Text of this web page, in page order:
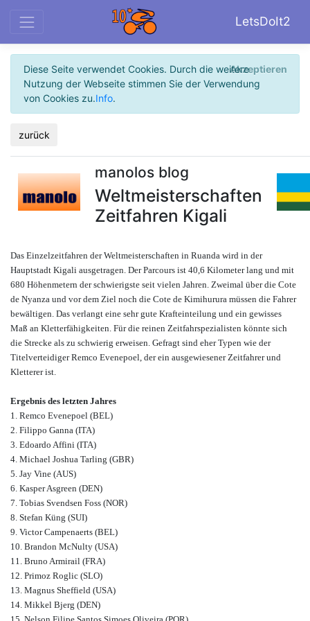
LetsDoIt2
Diese Seite verwendet Cookies. Durch die weitere
Nutzung der Webseite stimmen Sie der Verwendung
von Cookies zu.Info.
Akzeptieren
zurück
manolos blog
Weltmeisterschaften
Zeitfahren Kigali
Das Einzelzeitfahren der Weltmeisterschaften in Ruanda wird in der
Hauptstadt Kigali ausgetragen. Der Parcours ist 40,6 Kilometer lang und mit
680 Höhenmetern der schwierigste seit vielen Jahren. Zweimal über die Cote
de Nyanza und vor dem Ziel noch die Cote de Kimihurura müssen die Fahrer
bewältigen. Das verlangt eine sehr gute Krafteinteilung und ein gewisses
Maß an Kletterfähigkeiten. Für die reinen Zeitfahrspezialisten könnte sich
die Strecke als zu schwierig erweisen. Gefragt sind eher Typen wie der
Titelverteidiger Remco Evenepoel, der ein ausgewiesener Zeitfahrer und
Kletterer ist.
Ergebnis des letzten Jahres
1. Remco Evenepoel (BEL)
2. Filippo Ganna (ITA)
3. Edoardo Affini (ITA)
4. Michael Joshua Tarling (GBR)
5. Jay Vine (AUS)
6. Kasper Asgreen (DEN)
7. Tobias Svendsen Foss (NOR)
8. Stefan Küng (SUI)
9. Victor Campenaerts (BEL)
10. Brandon McNulty (USA)
11. Bruno Armirail (FRA)
12. Primoz Roglic (SLO)
13. Magnus Sheffield (USA)
14. Mikkel Bjerg (DEN)